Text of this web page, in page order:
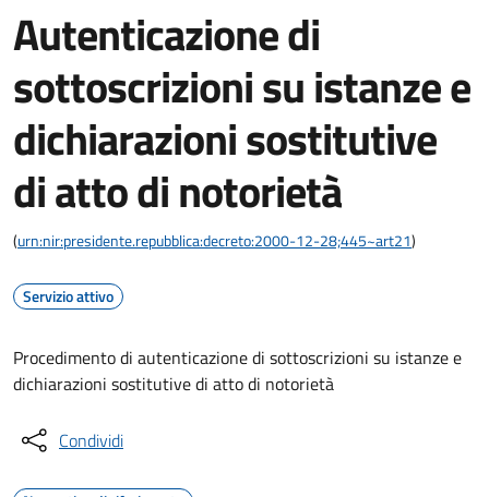
Autenticazione di
sottoscrizioni su istanze e
dichiarazioni sostitutive
di atto di notorietà
(urn:nir:presidente.repubblica:decreto:2000-12-28;445~art21)
Servizio attivo
Procedimento di autenticazione di sottoscrizioni su istanze e
dichiarazioni sostitutive di atto di notorietà
Condividi